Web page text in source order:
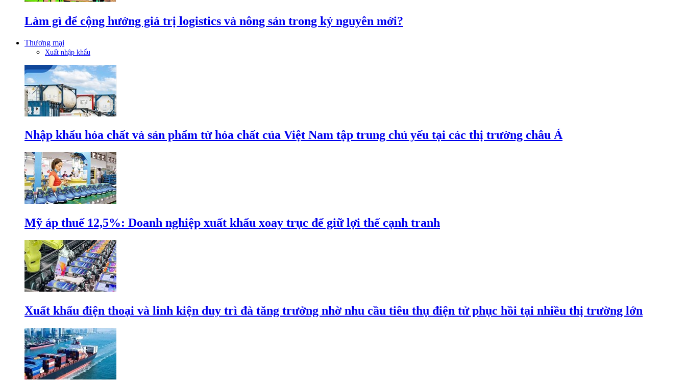
Làm gì để cộng hưởng giá trị logistics và nông sản trong kỷ nguyên mới?
Thương mại
Xuất nhập khẩu
Nhập khẩu hóa chất và sản phẩm từ hóa chất của Việt Nam tập trung chủ yếu tại các thị trường châu Á
Mỹ áp thuế 12,5%: Doanh nghiệp xuất khẩu xoay trục để giữ lợi thế cạnh tranh
Xuất khẩu điện thoại và linh kiện duy trì đà tăng trưởng nhờ nhu cầu tiêu thụ điện tử phục hồi tại nhiều thị trường lớn